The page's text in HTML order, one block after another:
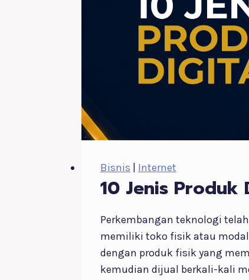
Viral
di
Era
Digital
Bisnis | Internet
10 Jenis Produk
Perkembangan teknologi
memiliki toko fisik atau modal
dengan produk fisik yang
kemudian dijual berkali-kali